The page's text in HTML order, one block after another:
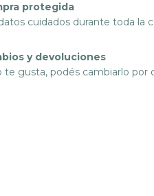
protegida
cuidados durante toda la
y devoluciones
te gusta, podés cambiarlo por